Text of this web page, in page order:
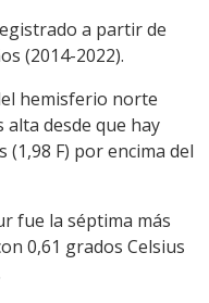
a partir de
(2014-2022).
hemisferio norte
alta desde que hay
F) por encima del
fue la séptima más
0,61 grados Celsius